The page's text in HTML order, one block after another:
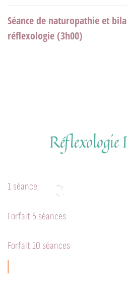
Séance de naturopathie et
réflexologie (3h00)
1 séance
Forfait 5 séances
Forfait 10 séances